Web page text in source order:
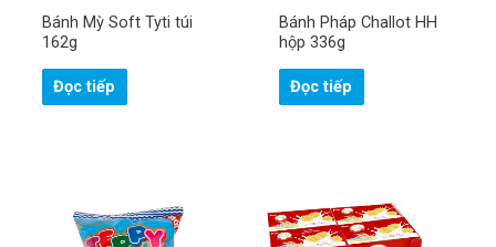
Bánh Mỳ Soft Tyti túi
162g
Đọc tiếp
Bánh Pháp Challot HH
hộp 336g
Đọc tiếp